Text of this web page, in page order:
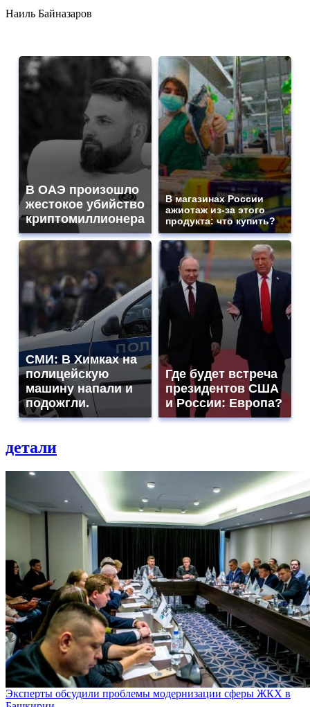
Наиль Байназаров
В ОАЭ произошло
жестокое убийство
криптомиллионера
В магазинах России
ажиотаж из-за этого
продукта: что купить?
СМИ: В Химках на
полицейскую
машину напали и
подожгли.
Где будет встреча
президентов США
и России: Европа?
детали
Эксперты обсудили проблемы модернизации сферы ЖКХ в